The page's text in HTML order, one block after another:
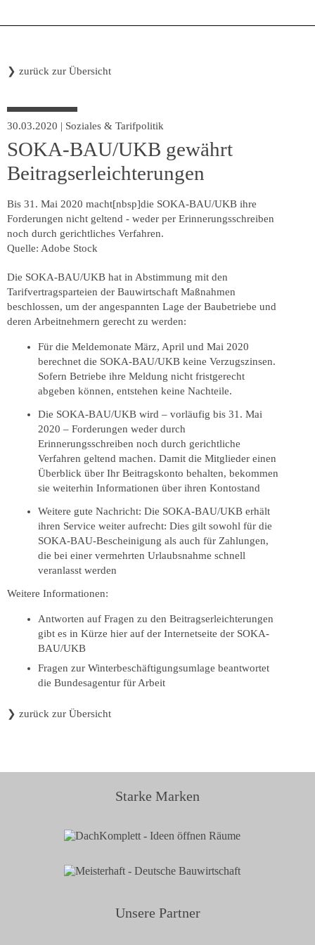
❯ zurück zur Übersicht
30.03.2020 | Soziales & Tarifpolitik
SOKA-BAU/UKB gewährt
Beitragserleichterungen
Bis 31. Mai 2020 macht[nbsp]die SOKA-BAU/UKB ihre
Forderungen nicht geltend - weder per Erinnerungsschreiben
noch durch gerichtliches Verfahren.
Quelle: Adobe Stock
Die SOKA-BAU/UKB hat in Abstimmung mit den
Tarifvertragsparteien der Bauwirtschaft Maßnahmen
beschlossen, um der angespannten Lage der Baubetriebe und
deren Arbeitnehmern gerecht zu werden:
Für die Meldemonate März, April und Mai 2020
berechnet die SOKA-BAU/UKB keine Verzugszinsen.
Sofern Betriebe ihre Meldung nicht fristgerecht
abgeben können, entstehen keine Nachteile.
Die SOKA-BAU/UKB wird – vorläufig bis 31. Mai
2020 – Forderungen weder durch
Erinnerungsschreiben noch durch gerichtliche
Verfahren geltend machen. Damit die Mitglieder einen
Überblick über Ihr Beitragskonto behalten, bekommen
sie weiterhin Informationen über ihren Kontostand
Weitere gute Nachricht: Die SOKA-BAU/UKB erhält
ihren Service weiter aufrecht: Dies gilt sowohl für die
SOKA-BAU-Bescheinigung als auch für Zahlungen,
die bei einer vermehrten Urlaubsnahme schnell
veranlasst werden
Weitere Informationen:
Antworten auf Fragen zu den Beitragserleichterungen
gibt es in Kürze hier auf der Internetseite der SOKA-
BAU/UKB
Fragen zur Winterbeschäftigungsumlage beantwortet
die Bundesagentur für Arbeit
❯ zurück zur Übersicht
Starke Marken
Unsere Partner